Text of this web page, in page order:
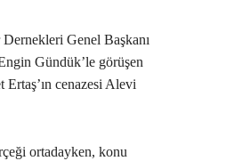
Genel Başkanı
Gündük’le görüşen
cenazesi Alevi
ortadayken, konu